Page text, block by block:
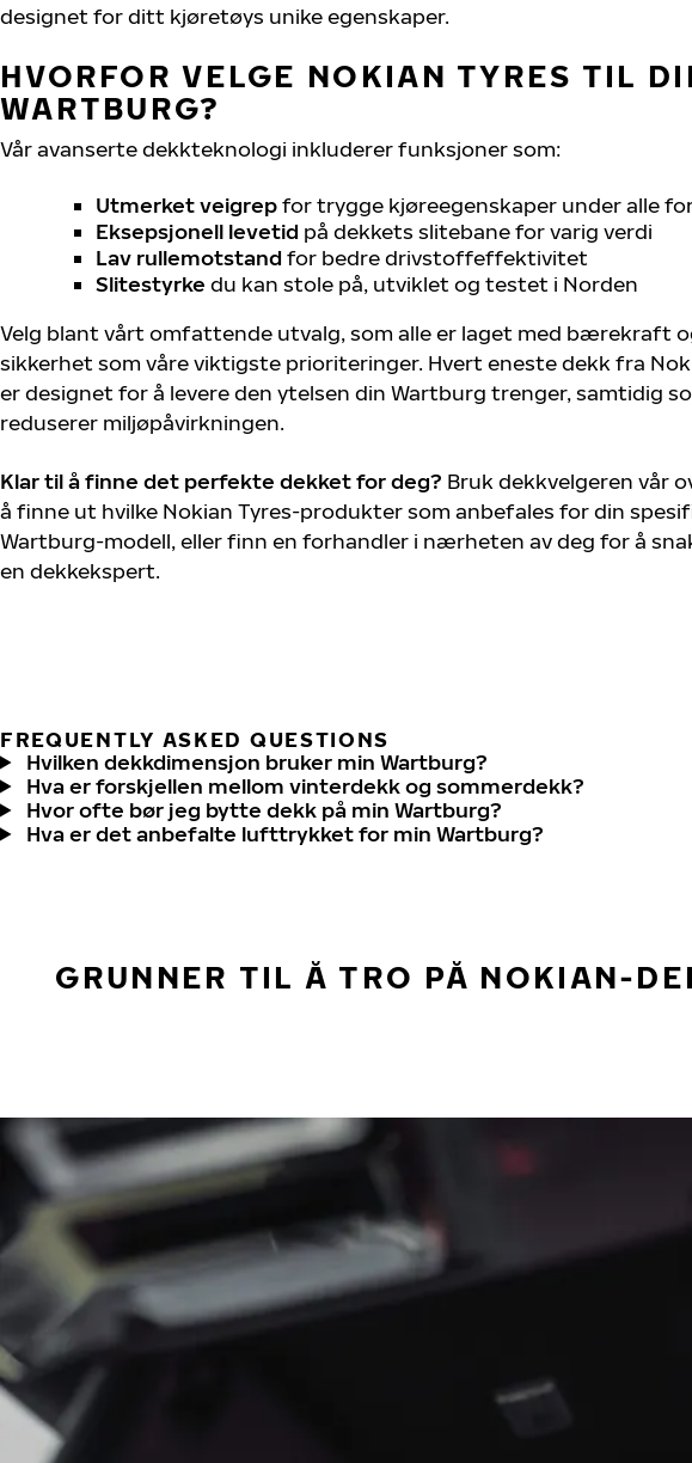
designet for ditt kjøretøys unike egenskaper.
HVORFOR VELGE NOKIAN TYRES TIL
WARTBURG?
Vår avanserte dekkteknologi inkluderer funksjoner som:
Utmerket veigrepfor trygge kjøreegenskaper under alle
Eksepsjonell levetid på dekkets slitebane for varig verdi
Lav rullemotstand for bedre drivstoffeffektivitet
Slitestyrke du kan stole på, utviklet og testet i Norden
Velg blant vårt omfattende utvalg, som alle er laget med bærekraft
sikkerhet som våre viktigste prioriteringer. Hvert eneste dekk fra
er designet for å levere den ytelsen din Wartburg trenger, samtidig
reduserer miljøpåvirkningen.
Klar til å finne det perfekte dekket for deg? Bruk dekkvelgeren vår
å finne ut hvilke Nokian Tyres-produkter som anbefales for din
Wartburg-modell, eller finn en forhandler i nærheten av deg for å
en dekkekspert.
FREQUENTLY ASKED QUESTIONS
Hvilken dekkdimensjon bruker min Wartburg?
Hva er forskjellen mellom vinterdekk og sommerdekk?
Hvor ofte bør jeg bytte dekk på min Wartburg?
Hva er det anbefalte lufttrykket for min Wartburg?
GRUNNER TIL Å TRO PÅ NOKIAN-